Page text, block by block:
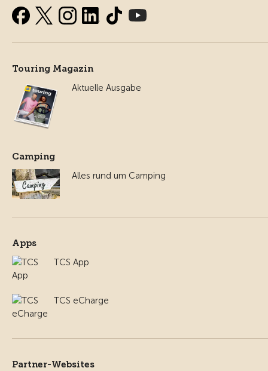
Touring Magazin
Aktuelle Ausgabe
Camping
Alles rund um Camping
Apps
TCS App
TCS eCharge
Partner-Websites